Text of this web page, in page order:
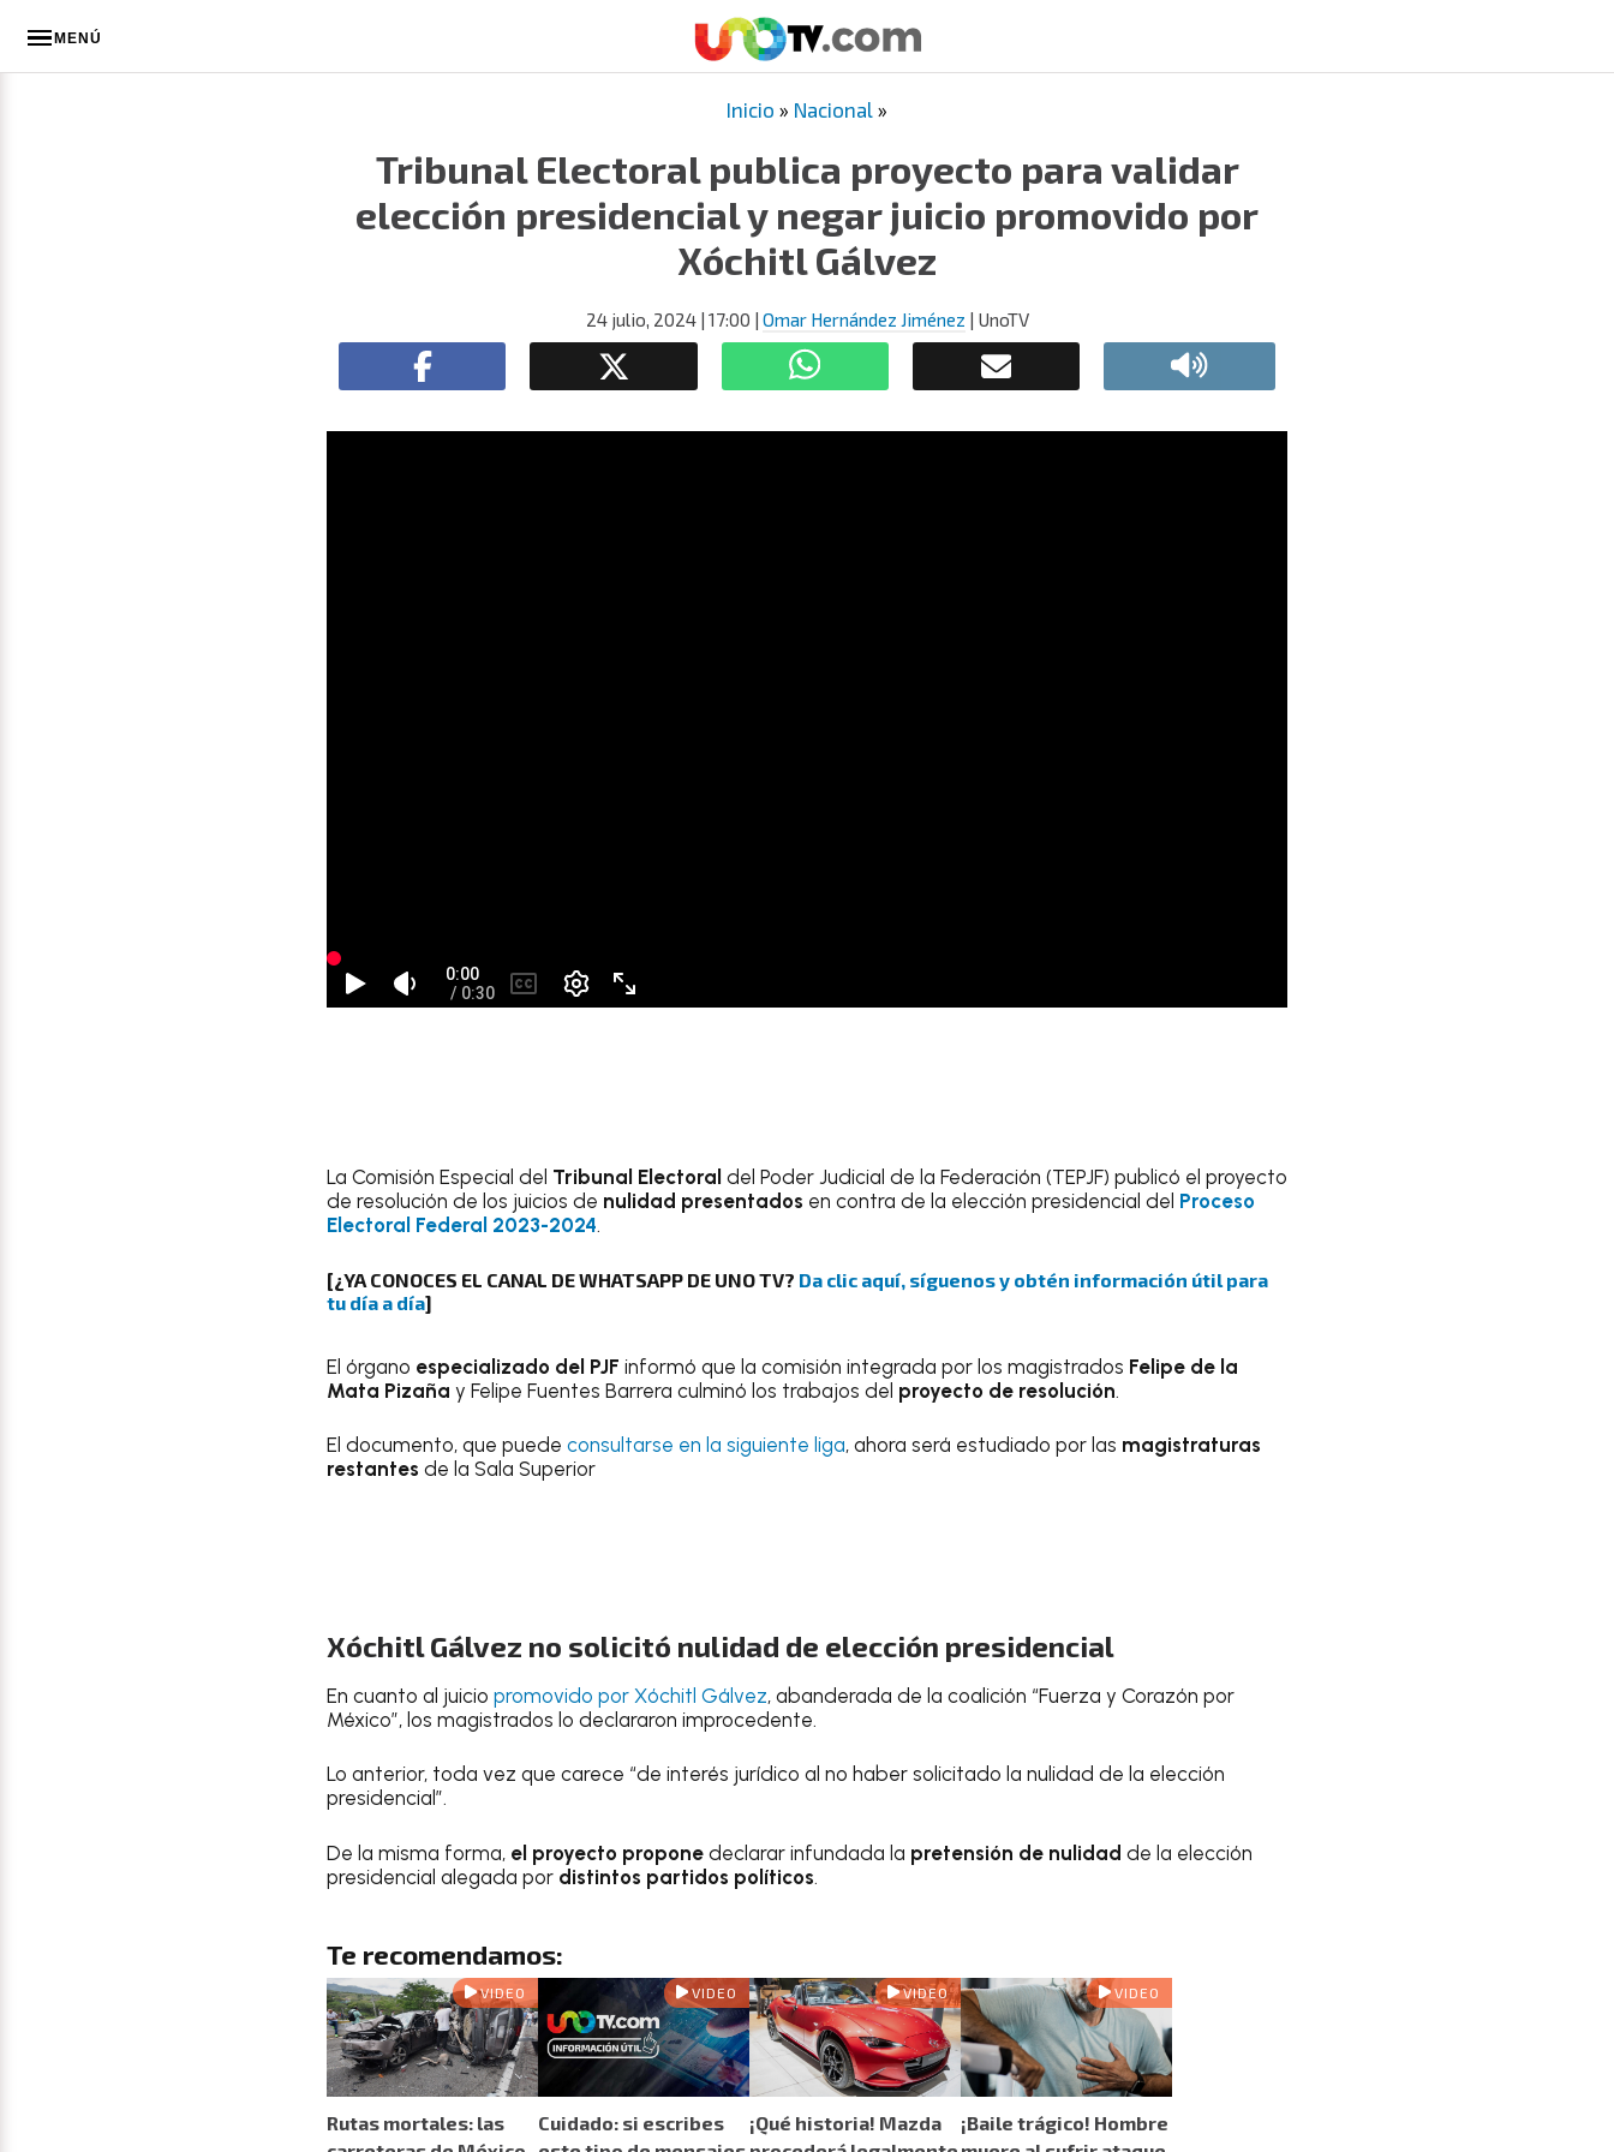
MENÚ
Inicio » Nacional »
Tribunal Electoral publica proyecto para validar
elección presidencial y negar juicio promovido por
Xóchitl Gálvez
24 julio, 2024| 17:00 | Omar Hernández Jiménez | UnoTV
La Comisión Especial del Tribunal Electoral del Poder Judicial de la Federación (TEPJF) publicó el proyecto
de resolución de los juicios de nulidad presentados en contra de la elección presidencial del Proceso
Electoral Federal 2023-2024.
[¿YA CONOCES EL CANAL DE WHATSAPP DE UNO TV? Da clic aquí, síguenos y obtén información útil para
tu día a día]
El órgano especializado del PJF informó que la comisión integrada por los magistrados Felipe de la
Mata Pizaña y Felipe Fuentes Barrera culminó los trabajos del proyecto de resolución.
El documento, que puede consultarse en la siguiente liga, ahora será estudiado por las magistraturas
restantes de la Sala Superior
Xóchitl Gálvez no solicitó nulidad de elección presidencial
En cuanto al juicio promovido por Xóchitl Gálvez, abanderada de la coalición “Fuerza y Corazón por
México”, los magistrados lo declararon improcedente.
Lo anterior, toda vez que carece “de interés jurídico al no haber solicitado la nulidad de la elección
presidencial”.
De la misma forma, el proyecto propone declarar infundada la pretensión de nulidad de la elección
presidencial alegada por distintos partidos políticos.
Te recomendamos:
VIDEO
Rutas mortales: las
VIDEO
Cuidado: si escribes
VIDEO
¡Qué historia! Mazda
VIDEO
¡Baile trágico! Hombre